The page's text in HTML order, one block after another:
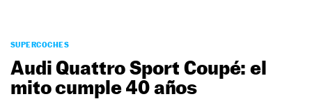
PODCAST
MOTOS
TECNOLOGÍA
SUPERCOCHES
Audi Quattro Sport Coupé: el
mito cumple 40 años